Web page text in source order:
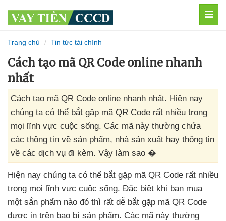
Trang chủ Tin tức tài chính
Cách tạo mã QR Code online nhanh
nhất
Cách tạo mã QR Code online nhanh nhất. Hiện nay
chúng ta có thể bắt gặp mã QR Code rất nhiều trong
mọi lĩnh vực cuộc sống. Các mã này thường chứa
các thông tin về sản phẩm, nhà sản xuất hay thông tin
về các dịch vụ đi kèm. Vậy làm sao �
Hiện nay chúng ta có thể bắt gặp mã QR Code rất nhiều
trong mọi lĩnh vực cuộc sống. Đặc biệt khi bạn mua
một sẳn phẩm nào đó thì rất dễ bắt gặp mã QR Code
được in trên bao bì sản phẩm. Các mã này thường